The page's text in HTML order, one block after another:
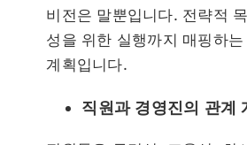
비전은 말뿐입니다. 전략적
성을 위한 실행까지 매핑하
계획입니다.
직원과 경영진의 관계